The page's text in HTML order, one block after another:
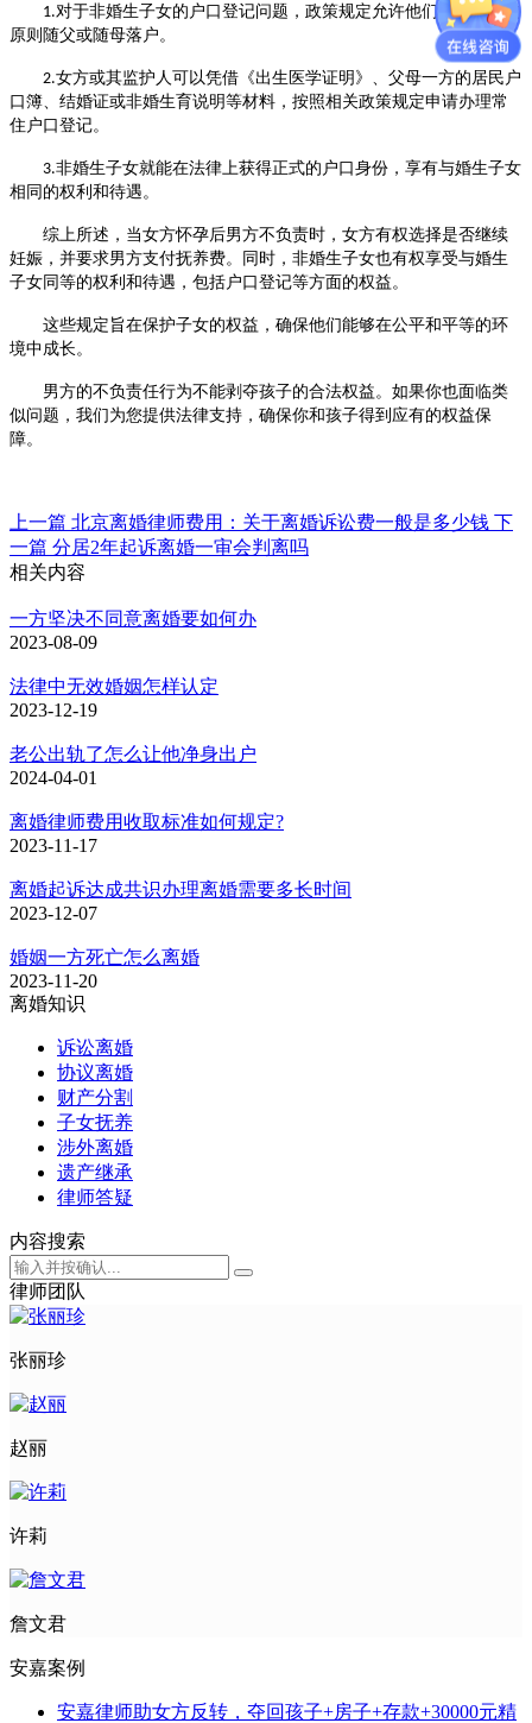
1.对于非婚生子女的户口登记问题，政策规定允许他们根据自愿的
原则随父或随母落户。
2.女方或其监护人可以凭借《出生医学证明》、父母一方的居民户
口簿、结婚证或非婚生育说明等材料，按照相关政策规定申请办理常
住户口登记。
3.非婚生子女就能在法律上获得正式的户口身份，享有与婚生子女
相同的权利和待遇。
综上所述，当女方怀孕后男方不负责时，女方有权选择是否继续
妊娠，并要求男方支付抚养费。同时，非婚生子女也有权享受与婚生
子女同等的权利和待遇，包括户口登记等方面的权益。
这些规定旨在保护子女的权益，确保他们能够在公平和平等的环
境中成长。
男方的不负责任行为不能剥夺孩子的合法权益。如果你也面临类
似问题， 我们 为您提供法律支持，确保你和孩子得到应有的权益保
障。
上一篇 北京离婚律师费用：关于离婚诉讼费一般是多少钱 下
一篇 分居2年起诉离婚一审会判离吗
相关内容
一方坚决不同意离婚要如何办
2023-08-09
法律中无效婚姻怎样认定
2023-12-19
老公出轨了怎么让他净身出户
2024-04-01
离婚律师费用收取标准如何规定?
2023-11-17
离婚起诉达成共识办理离婚需要多长时间
2023-12-07
婚姻一方死亡怎么离婚
2023-11-20
离婚知识
诉讼离婚
协议离婚
财产分割
子女抚养
涉外离婚
遗产继承
律师答疑
内容搜索
律师团队
张丽珍
赵丽
许莉
詹文君
安嘉案例
安嘉律师助女方反转，夺回孩子+房子+存款+30000元精